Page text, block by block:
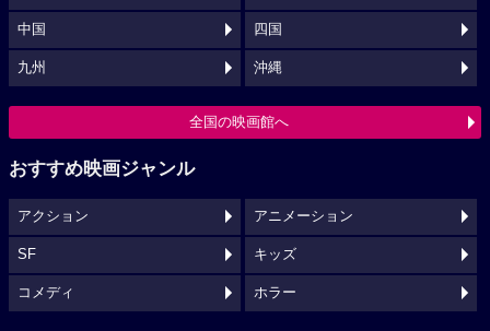
中国 四国
九州 沖縄
全国の映画館へ
おすすめ映画ジャンル
アクション アニメーション
SF キッズ
コメディ ホラー